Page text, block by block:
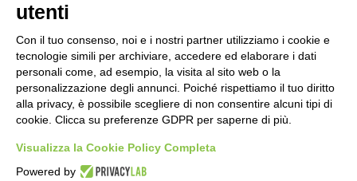
precampionato
22 ore fa
Nidi comunali: dalla Regione 1,5 milioni
di euro per ampliare gli orari dei servizi
a parità di tariffa
Eclissi di Sole del 12 agosto: potenziati i
utenti
Con il tuo consenso, noi e i nostri partner utilizziamo i cookie e
tecnologie simili per archiviare, accedere ed elaborare i dati
personali come, ad esempio, la visita al sito web o la
personalizzazione degli annunci. Poiché rispettiamo il tuo diritto
alla privacy, è possibile scegliere di non consentire alcuni tipi di
cookie. Clicca su preferenze GDPR per saperne di più.
Visualizza la Cookie Policy Completa
Powered by